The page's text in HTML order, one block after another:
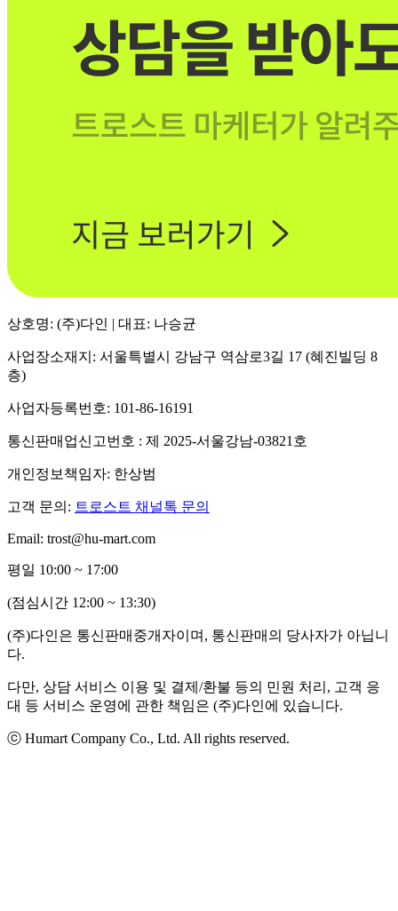
상호명: (주)다인 | 대표: 나승균
사업장소재지: 서울특별시 강남구 역삼로3길 17 (혜진빌딩 8
층)
사업자등록번호: 101-86-16191
통신판매업신고번호 : 제 2025-서울강남-03821호
개인정보책임자: 한상범
고객 문의: 트로스트 채널톡 문의
Email: trost@hu-mart.com
평일 10:00 ~ 17:00
(점심시간 12:00 ~ 13:30)
(주)다인은 통신판매중개자이며, 통신판매의 당사자가 아닙니
다.
다만, 상담 서비스 이용 및 결제/환불 등의 민원 처리, 고객 응
대 등 서비스 운영에 관한 책임은 (주)다인에 있습니다.
ⓒ Humart Company Co., Ltd. All rights reserved.